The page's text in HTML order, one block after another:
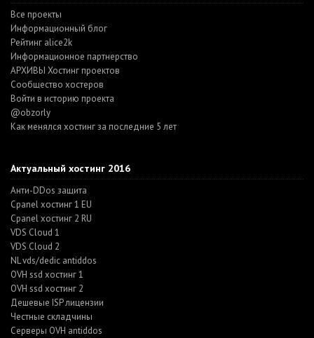
Все проекты
Информационный блог
Рейтинг alice2k
Информационное партнерство
АРХИВЫ Хостинг проектов
Cообщество хостеров
Войти в историю проекта
@obzorly
Как менялся хостинг за последние 5 лет
Актуальный хостинг 2016
Анти-DDos защита
Cpanel хостинг 1 EU
Cpanel хостинг 2 RU
VDS Cloud 1
VDS Cloud 2
NL vds/dedic antiddos
OVH ssd хостинг 1
OVH ssd хостинг 2
Дешевые ISP лицензии
Честные складчины
Серверы OVH antiddos